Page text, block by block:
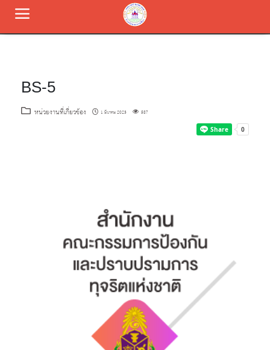
หน้าหลัก
ข้อมูลพื้นฐาน
มาตรการส่งเสริมคุณธรรมและความโปร่งใส่
BS-5
หน่วยงานที่เกี่ยวข้อง 1 มีนาคม 2023 587